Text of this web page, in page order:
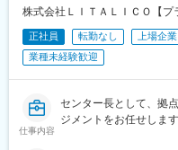
※創立間もないため、中
■ポジションについて：
エリアマネージャーの
の職種や役割として勤
に変わりはございませ
介助・レクリエーショ
ージャーへ職種変更時
株式会社ＬＩＴＡＬＩＣＯ【プ
正社員 転勤なし 上場企業
業種未経験歓迎
仕事内容
センター長として、拠
ジメントをお任せします